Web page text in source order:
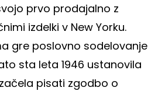
prvo prodajalno z
izdelki v New Yorku.
gre poslovno sodelovanje
sta leta 1946 ustanovila
pisati zgodbo o